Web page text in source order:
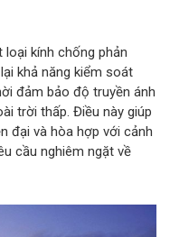
loại kính chống phản
khả năng kiểm soát
đảm bảo độ truyền ánh
trời thấp. Điều này giúp
đại và hòa hợp với cảnh
cầu nghiêm ngặt về